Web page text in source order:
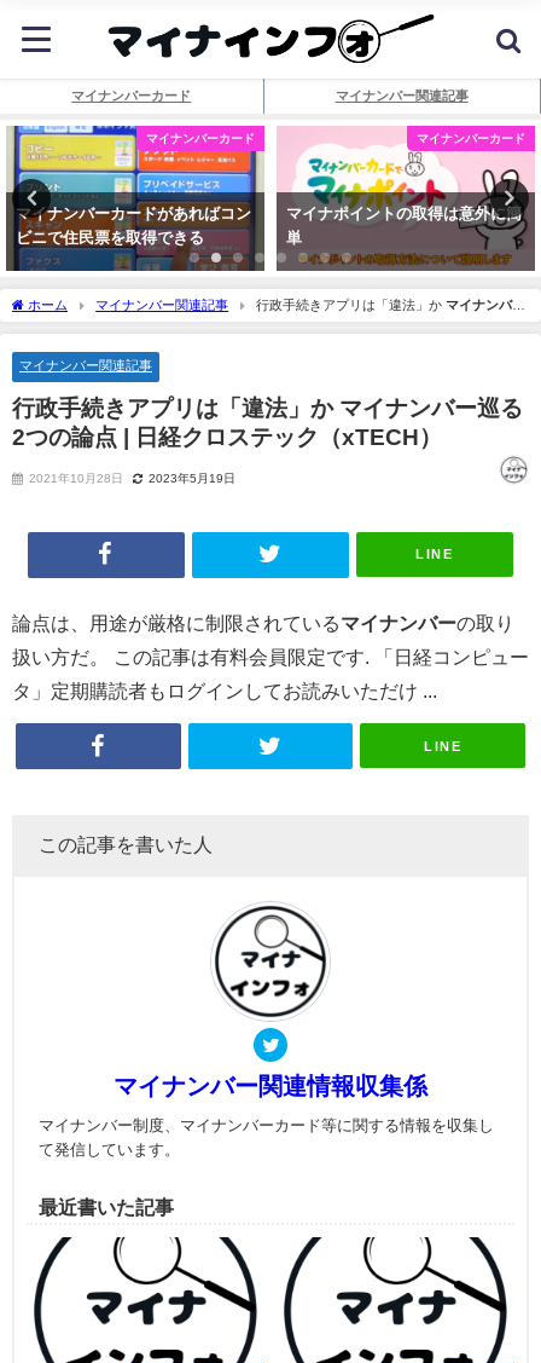
マイナンバーカード マイナンバー関連記事
マイナンバーカード
マイナンバーカードがあればコン
ビニで住民票を取得できる
マイナンバーカード
マイナポイントの取得は意外に簡
単
ホーム マイナンバー関連記事 行政手続きアプリは「違法」かマイナンバー
巡る2つの論点 | 日経クロステック（xTECH）
マイナンバー関連記事
行政手続きアプリは「違法」か マイナンバー巡る
2つの論点 | 日経クロステック（xTECH）
2021年10月28日 2023年5月19日
LINE
論点は、用途が厳格に制限されているマイナンバーの取り
扱い方だ。 この記事は有料会員限定です. 「日経コンピュー
タ」定期購読者もログインしてお読みいただけ ...
LINE
この記事を書いた人
マイナンバー関連情報収集係
マイナンバー制度、マイナンバーカード等に関する情報を収集し
て発信しています。
最近書いた記事